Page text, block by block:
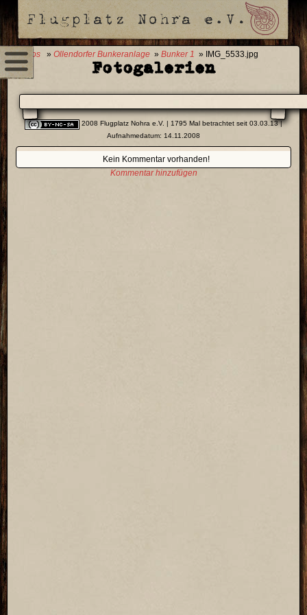
0 Fotos » Ollendorfer Bunkeranlage » Bunker 1 » IMG_5533.jpg
Fotogalerien
2008 Flugplatz Nohra e.V. | 1795 Mal betrachtet seit 03.03.13 |
Aufnahmedatum: 14.11.2008
Kein Kommentar vorhanden!
Kommentar hinzufügen